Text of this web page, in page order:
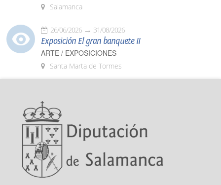
Salamanca
26/06/2026 31/08/2026
Exposición El gran banquete II
ARTE / EXPOSICIONES
Santa Marta de Tormes